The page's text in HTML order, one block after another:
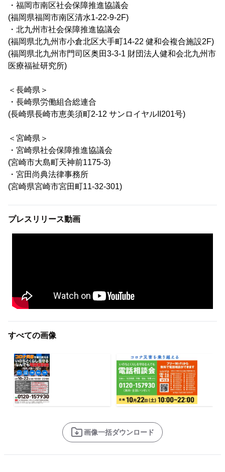
・福岡市南区社会保障推進協議会
(福岡県福岡市南区清水1-22-9-2F)
・北九州市社会保障推進協議会
(福岡県北九州市小倉北区大手町14-22 健和会複合施設2F)
(福岡県北九州市門司区奥田3-3-1 財団法人健和会北九州市
医療福祉研究所)
＜長崎県＞
・長崎県労働組合総連合
(長崎県長崎市恵美須町2-12 サンロイヤルII201号)
＜宮崎県＞
・宮崎県社会保障推進協議会
(宮崎市大島町天神前1175-3)
・宮田尚典法律事務所
(宮崎県宮崎市宮田町11-32-301)
プレスリリース動画
すべての画像
画像一括ダウンロード